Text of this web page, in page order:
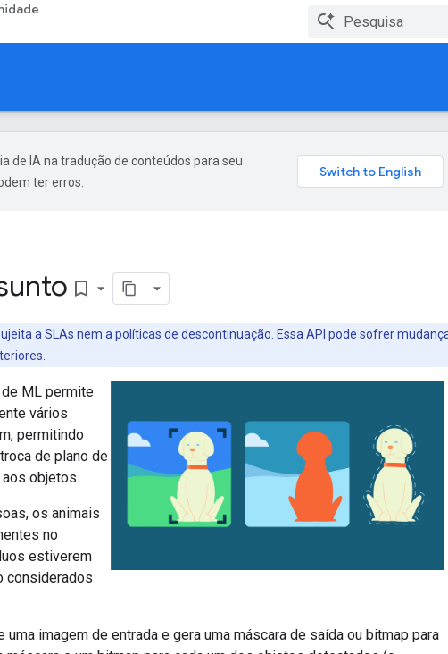
de IA na tradução de conteúdos para seu
ter erros.
bookmark_border
a SLAs nem a políticas de descontinuação. Essa API pode sofrer
ML permite
vários
permitindo
de plano de
objetos.
os animais
no
estiverem
considerados
imagem de entrada e gera uma máscara de saída ou bitmap para